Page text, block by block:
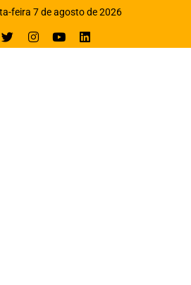
feira 7 de agosto de 2026